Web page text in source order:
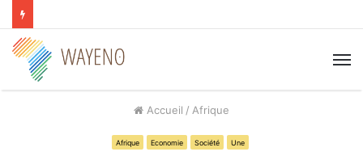
Accueil / Afrique
Afrique Economie Société Une